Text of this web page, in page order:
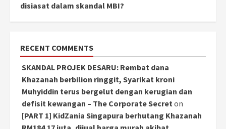
disiasat dalam skandal MBI?
RECENT COMMENTS
SKANDAL PROJEK DESARU: Rembat dana
Khazanah berbilion ringgit, Syarikat kroni
Muhyiddin terus bergelut dengan kerugian dan
defisit kewangan – The Corporate Secreton
[PART 1] KidZania Singapura berhutang Khazanah